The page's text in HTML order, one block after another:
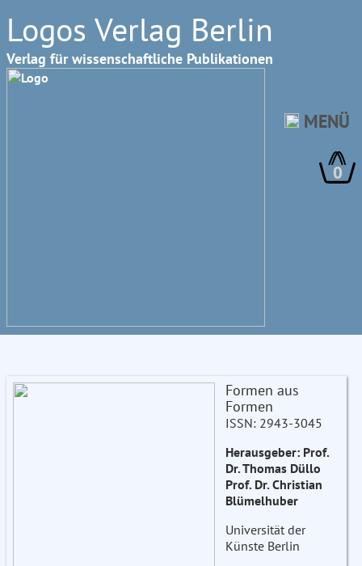
Logos Verlag Berlin
Verlag für wissenschaftliche Publikationen
0
MENÜ
Formen aus
Formen
ISSN: 2943-3045
Herausgeber: Prof.
Dr. Thomas Düllo
Prof. Dr. Christian
Blümelhuber
Universität der
Künste Berlin